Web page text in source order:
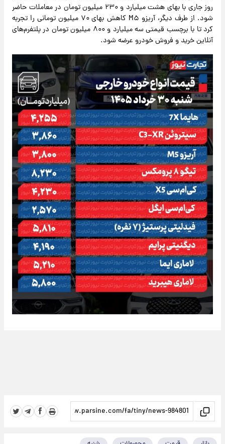
روز جاری با بهای هشت میلیارد و ۲۳۰ میلیون تومان در معاملات حاضر
شود. از طرف دیگر، آریزو M۵ کاهش بهای ۷۰ میلیون تومانی را تجربه
کرد تا با برچسب قیمتی سه میلیارد و ۸۰۰ میلیون تومان در پلتفرم‌های
آنلاین خرید و فروش خودرو عرضه شود.